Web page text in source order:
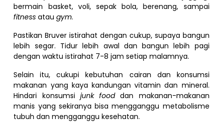
bermain basket, voli, sepak bola, berenang, sampai
fitnessataugym.
Pastikan Bruver istirahat dengan cukup, supaya bangun
lebih segar. Tidur lebih awal dan bangun lebih pagi
dengan waktu istirahat 7-8 jam setiap malamnya.
Selain itu, cukupi kebutuhan cairan dan konsumsi
makanan yang kaya kandungan vitamin dan mineral.
Hindari konsumsi junk fooddan makanan-makanan
manis yang sekiranya bisa mengganggu metabolisme
tubuh dan mengganggu kesehatan.